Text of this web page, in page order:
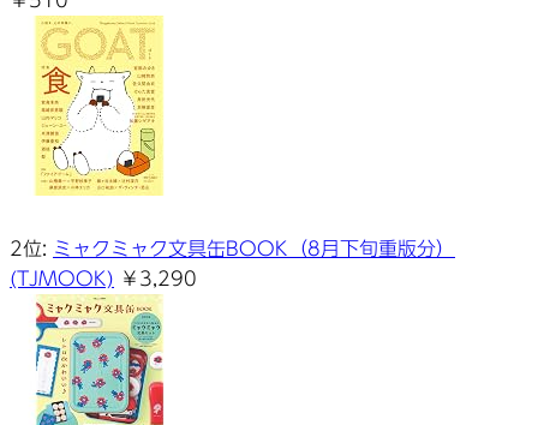
2位: ミャクミャク文具缶BOOK（8月下旬重版分）
(TJMOOK) ￥3,290